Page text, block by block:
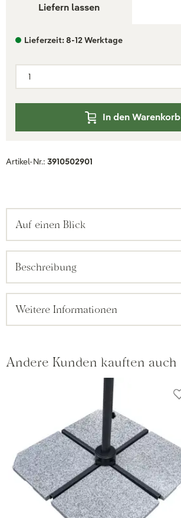
Liefern lassen
Lieferzeit: 8-12 Werktage
In den Warenkorb
Artikel-Nr.: 3910502901
Auf einen Blick
Beschreibung
Weitere Informationen
Andere Kunden kauften auch